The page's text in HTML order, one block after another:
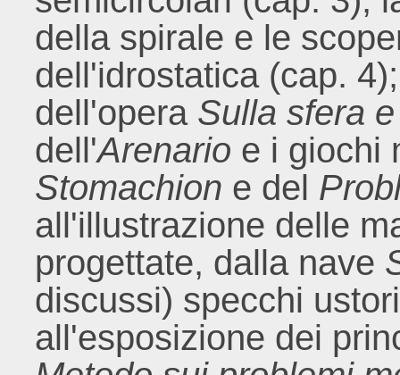
della spirale e le
dell'idrostatica (cap.
dell'opera Sulla sfera
dell'Arenario e i giochi
Stomachion e del
all'illustrazione delle
progettate, dalla nave
discussi) specchi
all'esposizione dei